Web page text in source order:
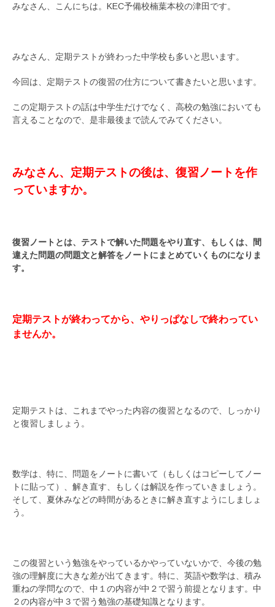
みなさん、こんにちは。KEC予備校楠葉本校の津田です。
みなさん、定期テストが終わった中学校も多いと思います。
今回は、定期テストの復習の仕方について書きたいと思います。
この定期テストの話は中学生だけでなく、高校の勉強においても
言えることなので、是非最後まで読んでみてください。
みなさん、定期テストの後は、復習ノートを作
っていますか。
復習ノートとは、テストで解いた問題をやり直す、もしくは、間
違えた問題の問題文と解答をノートにまとめていくものになりま
す。
定期テストが終わってから、やりっぱなしで終わってい
ませんか。
定期テストは、これまでやった内容の復習となるので、しっかり
と復習しましょう。
数学は、特に、問題をノートに書いて（もしくはコピーしてノー
トに貼って）、解き直す、もしくは解説を作っていきましょう。
そして、夏休みなどの時間があるときに解き直すようにしましょ
う。
この復習という勉強をやっているかやっていないかで、今後の勉
強の理解度に大きな差が出てきます。特に、英語や数学は、積み
重ねの学問なので、中１の内容が中２で習う前提となります。中
２の内容が中３で習う勉強の基礎知識となります。